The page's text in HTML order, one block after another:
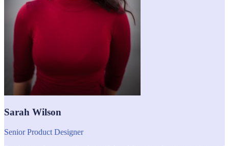
Sarah Wilson
Senior Product Designer